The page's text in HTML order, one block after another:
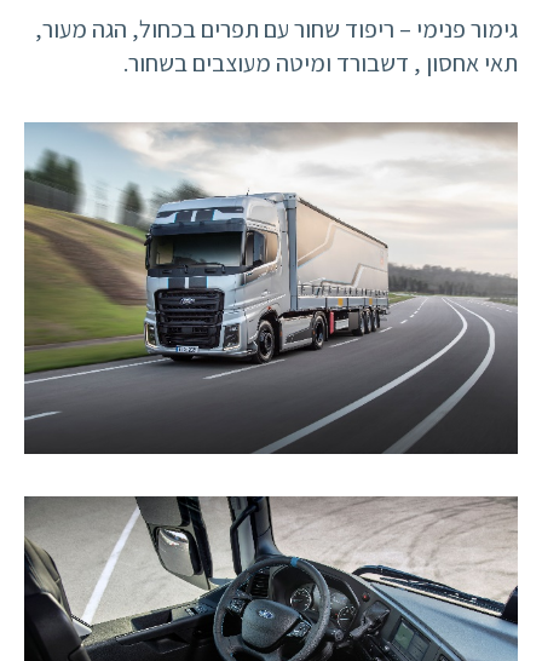
גימור פנימי – ריפוד שחור עם תפרים בכחול, הגה מעור,
תאי אחסון , דשבורד ומיטה מעוצבים בשחור.